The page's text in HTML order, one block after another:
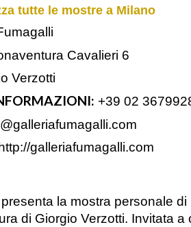
tutte le mostre a Milano
Cavalieri 6
Verzotti
+39 02
galleriafumagalli.com
la mostra personale
di Giorgio Verzotti. Invitata